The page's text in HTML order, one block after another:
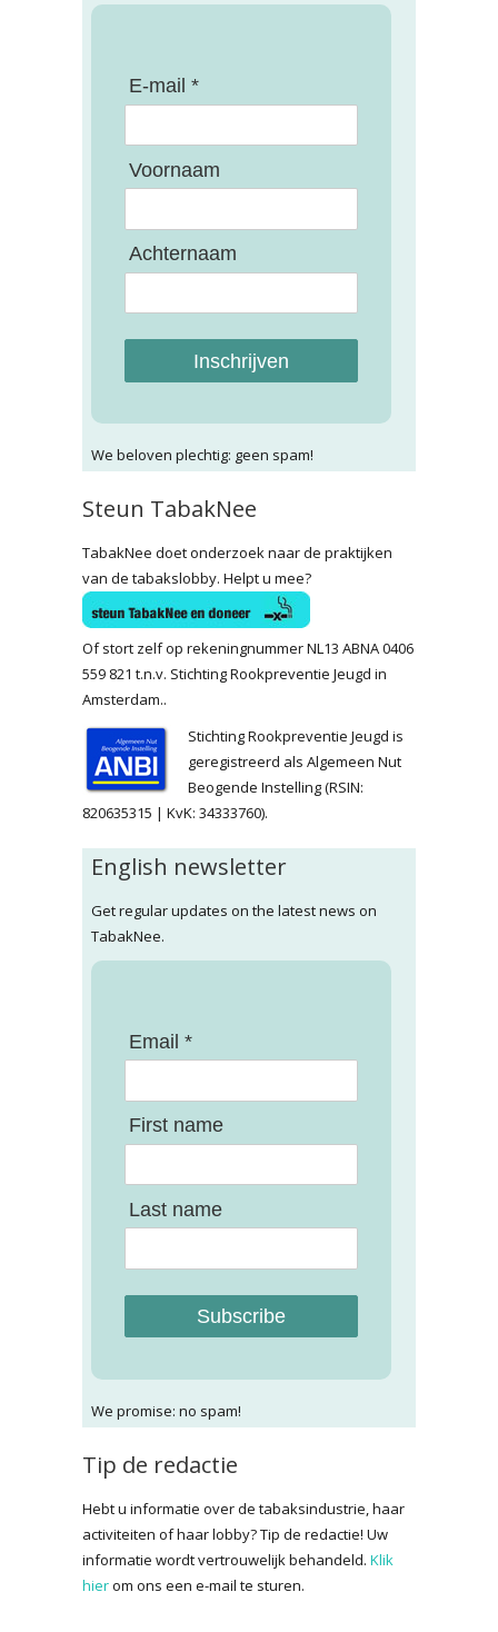
E-mail *
Voornaam
Achternaam
Inschrijven
We beloven plechtig: geen spam!
Steun TabakNee
TabakNee doet onderzoek naar de praktijken
van de tabakslobby. Helpt u mee?
Of stort zelf op rekeningnummer NL13 ABNA 0406
559 821 t.n.v. Stichting Rookpreventie Jeugd in
Amsterdam..
Stichting Rookpreventie Jeugd is
geregistreerd als Algemeen Nut
Beogende Instelling (RSIN:
820635315 | KvK: 34333760).
English newsletter
Get regular updates on the latest news on
TabakNee.
Email *
First name
Last name
Subscribe
We promise: no spam!
Tip de redactie
Hebt u informatie over de tabaksindustrie, haar
activiteiten of haar lobby? Tip de redactie! Uw
informatie wordt vertrouwelijk behandeld. Klik
hierom ons een e-mail te sturen.